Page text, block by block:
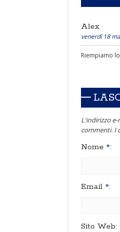
Alex
venerdì 18
Riempiamo
L'indirizzo
commenti. I
Nome *:
Email *:
Sito Web: